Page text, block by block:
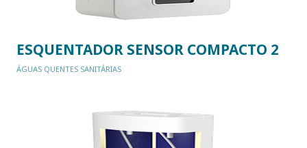
ESQUENTADOR SENSOR COMPACTO 2
ÁGUAS QUENTES SANITÁRIAS